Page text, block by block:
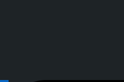
una nueva ventana)